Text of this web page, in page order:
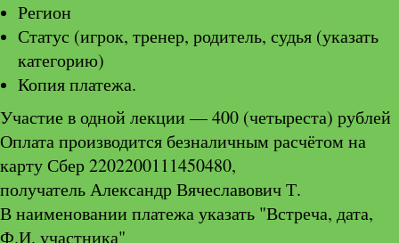
Регион
Статус (игрок, тренер, родитель, судья (указать
категорию)
Копия платежа.
Участие в одной лекции — 400 (четыреста) рублей
Оплата производится безналичным расчётом на
карту Сбер 2202200111450480,
получатель Александр Вячеславович Т.
В наименовании платежа указать "Встреча, дата,
Ф.И. участника"